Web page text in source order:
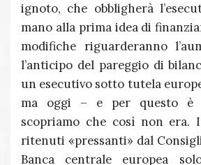
ignoto, che obbligherà
mano alla prima idea di
modifiche riguarderanno
l’anticipo del pareggio di
un esecutivo sotto tutela
ma oggi – e per questo è
scopriamo che così non
ritenuti «pressanti» dal
Banca centrale europea